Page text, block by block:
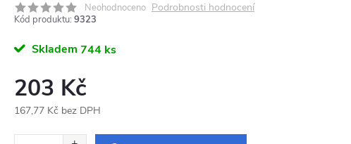
Neohodnoceno Podrobnosti hodnocení
Kód produktu: 9323
Skladem 744 ks
203 Kč
167,77 Kč bez DPH